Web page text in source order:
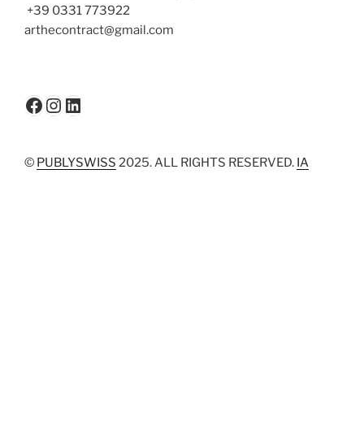
+39 0331 773922
arthecontract@gmail.com
Facebook
Instagram
LinkedIn
© PUBLYSWISS 2025. ALL RIGHTS RESERVED. IA